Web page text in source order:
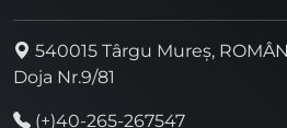
540015 Târgu Mureș,
Doja Nr.9/81
(+)40-265-267547